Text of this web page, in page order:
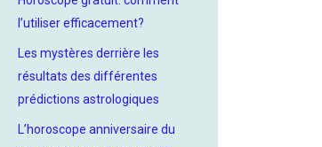
l’utiliser efficacement?
Les mystères derrière les
résultats des différentes
prédictions astrologiques
L’horoscope anniversaire du